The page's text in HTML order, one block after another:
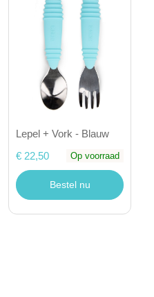
Lepel + Vork - Blauw
€ 22,50
Op voorraad
Bestel nu